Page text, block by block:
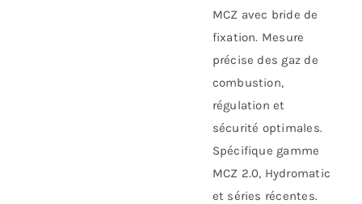
MCZ avec bride de
fixation. Mesure
précise des gaz de
combustion,
régulation et
sécurité optimales.
Spécifique gamme
MCZ 2.0, Hydromatic
et séries récentes.